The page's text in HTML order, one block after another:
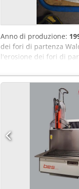
Anno di produzione:
dei fori di partenza
l'erosione dei fori di
tavolo 500 x 500 mm
Rubinetto M 2 - M 20
mm Gola 180 mm
Portautensili MK 2